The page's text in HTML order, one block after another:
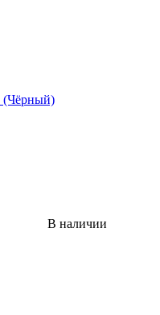
(Чёрный)
В наличии